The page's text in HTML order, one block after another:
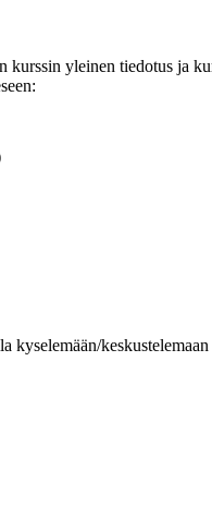
kurssin yleinen tiedotus
kyselemään/